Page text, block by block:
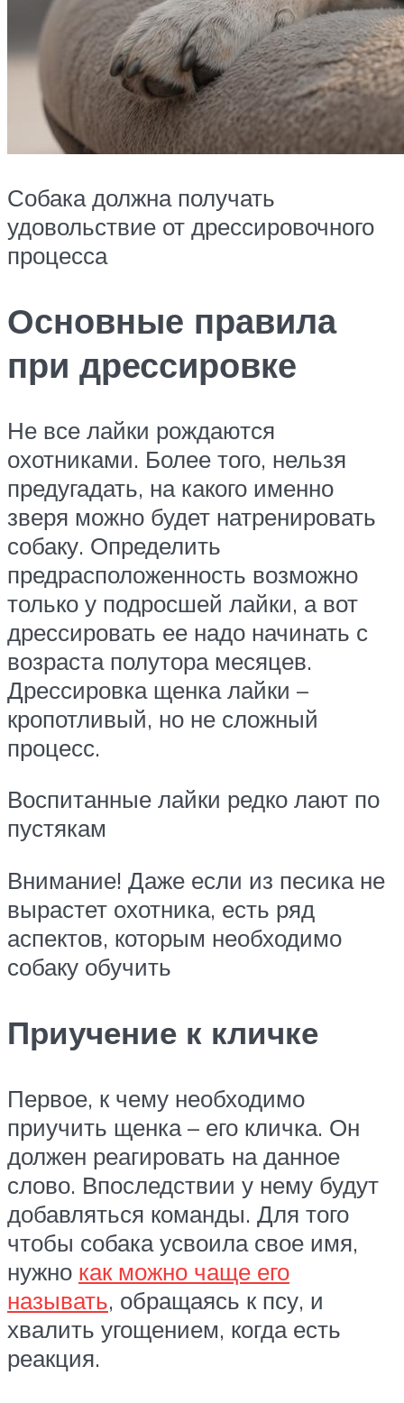
Собака должна получать
удовольствие от дрессировочного
процесса
Основные правила
при дрессировке
Не все лайки рождаются
охотниками. Более того, нельзя
предугадать, на какого именно
зверя можно будет натренировать
собаку. Определить
предрасположенность возможно
только у подросшей лайки, а вот
дрессировать ее надо начинать с
возраста полутора месяцев.
Дрессировка щенка лайки –
кропотливый, но не сложный
процесс.
Воспитанные лайки редко лают по
пустякам
Внимание! Даже если из песика не
вырастет охотника, есть ряд
аспектов, которым необходимо
собаку обучить
Приучение к кличке
Первое, к чему необходимо
приучить щенка – его кличка. Он
должен реагировать на данное
слово. Впоследствии у нему будут
добавляться команды. Для того
чтобы собака усвоила свое имя,
нужно как можно чаще его
называть, обращаясь к псу, и
хвалить угощением, когда есть
реакция.